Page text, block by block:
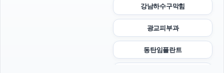
강남하수구막힘
광교피부과
동탄임플란트